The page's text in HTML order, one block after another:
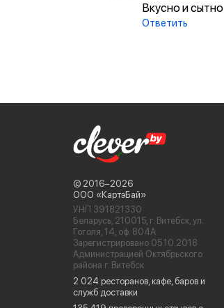
Вкусно и сытно
Ответить
© 2016−2026
ООО «КартэБай»
УНП 391821330
Беларусь, 210015, г. Витебск, ул.
Гоголя, 14, оф. 804А
Зарегистрировано 05.10.2018
Администрацией Октябрьского
района г. Витебск
2 024 ресторанов, кафе, баров и
служб доставки